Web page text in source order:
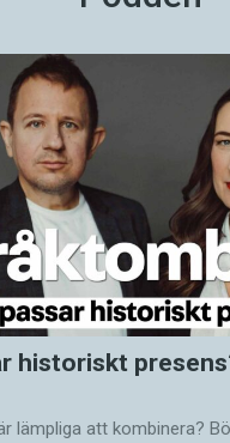
historiskt
lämpliga att kombinera?